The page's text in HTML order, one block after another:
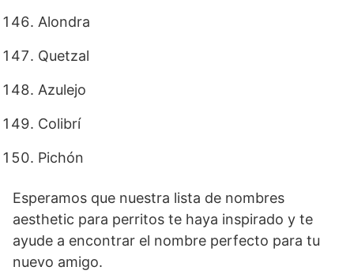
Alondra
Quetzal
Azulejo
Colibrí
Pichón
Esperamos que nuestra lista de nombres
aesthetic para perritos te haya inspirado y te
ayude a encontrar el nombre perfecto para tu
nuevo amigo.